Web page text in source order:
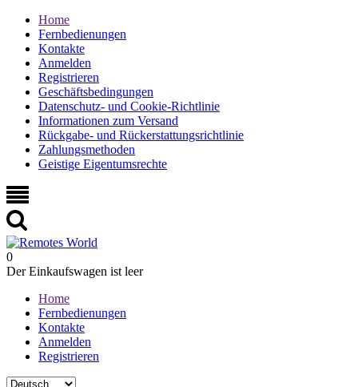
Home
Fernbedienungen
Kontakte
Anmelden
Registrieren
Geschäftsbedingungen
Datenschutz- und Cookie-Richtlinie
Informationen zum Versand
Rückgabe- und Rückerstattungsrichtlinie
Zahlungsmethoden
Geistige Eigentumsrechte
0
Der Einkaufswagen ist leer
Home
Fernbedienungen
Kontakte
Anmelden
Registrieren